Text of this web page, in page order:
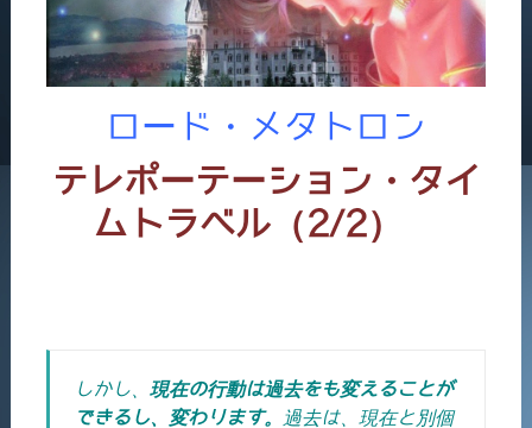
ロード・メタトロン
テレポーテーション・ タイ
ムトラベル（2/2）
しかし、 現在の行動は過去をも変えることが
できるし、変わります。
過去は、現在と別個